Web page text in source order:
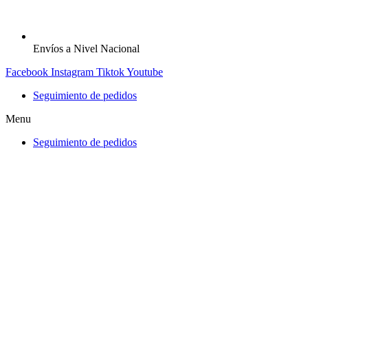
Envíos a Nivel Nacional
Facebook Instagram TiktokYoutube
Seguimiento de pedidos
Menu
Seguimiento de pedidos